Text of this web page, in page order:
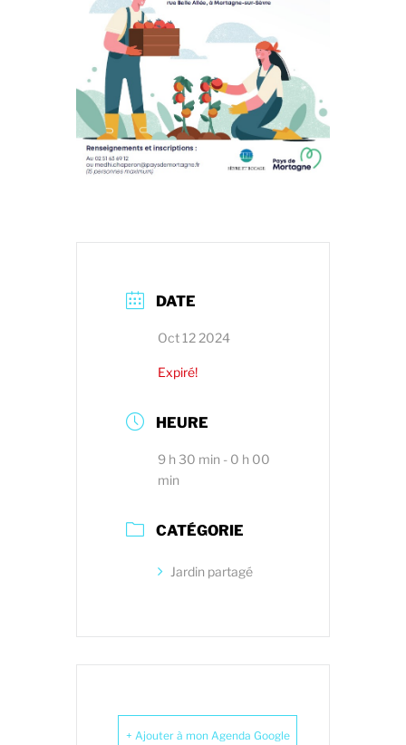
DATE
Oct 12 2024
Expiré!
HEURE
9 h 30 min - 0 h 00
min
CATÉGORIE
Jardin partagé
+ Ajouter à mon Agenda Google